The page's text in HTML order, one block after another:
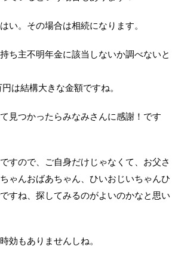
はい。その場合は相続になります。
ち主不明年金に該当しないか調べないと
は結構大きな金額ですね。
見つかったらみなみさんに感謝！です
ですので、ご自身だけじゃなくて、お父さ
ゃんおばあちゃん、ひいおじいちゃんひ
すね、探してみるのがよいのかなと思い
効もありませんしね。